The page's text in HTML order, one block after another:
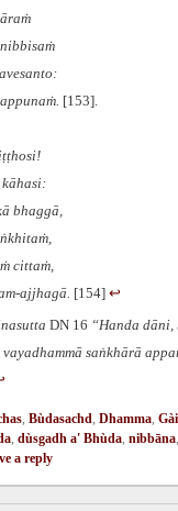
[153].
kāhasi:
bhaggā,
cittaṁ,
ajjhagā. [154]↩︎
DN 16 “Handa dāni,
saṅkhārā
, Bùdasachd, Dhamma,
, dùsgadh a' Bhùda, nibbāna,
a reply